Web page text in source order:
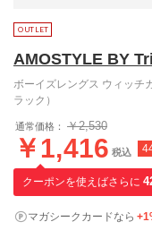
AMOSTYLE BY
ボーイズレングス ウィッチ
ラック）
通常価格： ￥2,530
￥1,416 税込
クーポンを使えばさらに
マガシークカードなら